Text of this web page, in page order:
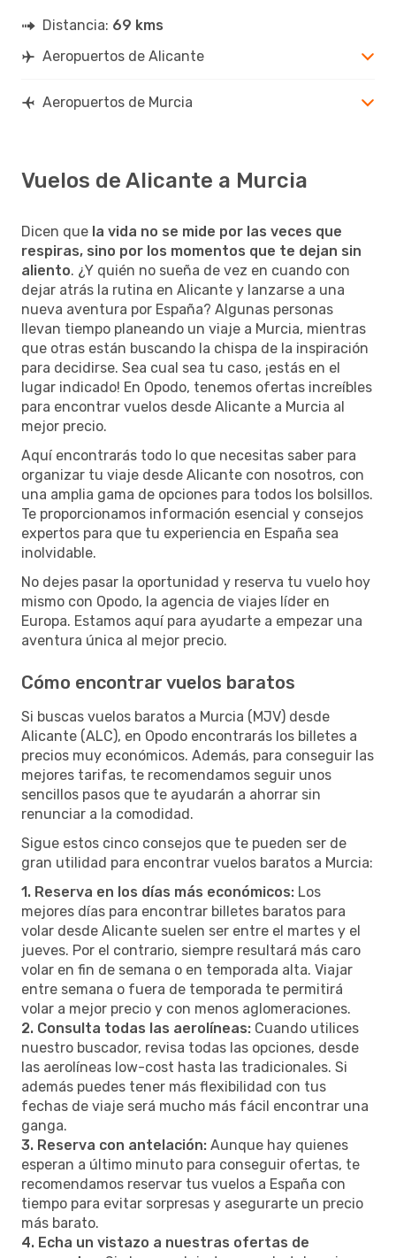
Distancia: 69 kms
Aeropuertos de Alicante
Aeropuertos de Murcia
Vuelos de Alicante a Murcia
Dicen que la vida no se mide por las veces que
respiras, sino por los momentos que te dejan sin
aliento. ¿Y quién no sueña de vez en cuando con
dejar atrás la rutina en Alicante y lanzarse a una
nueva aventura por España? Algunas personas
llevan tiempo planeando un viaje a Murcia, mientras
que otras están buscando la chispa de la inspiración
para decidirse. Sea cual sea tu caso, ¡estás en el
lugar indicado! En Opodo, tenemos ofertas increíbles
para encontrar vuelos desde Alicante a Murcia al
mejor precio.
Aquí encontrarás todo lo que necesitas saber para
organizar tu viaje desde Alicante con nosotros, con
una amplia gama de opciones para todos los bolsillos.
Te proporcionamos información esencial y consejos
expertos para que tu experiencia en España sea
inolvidable.
No dejes pasar la oportunidad y reserva tu vuelo hoy
mismo con Opodo, la agencia de viajes líder en
Europa. Estamos aquí para ayudarte a empezar una
aventura única al mejor precio.
Cómo encontrar vuelos baratos
Si buscas vuelos baratos a Murcia (MJV) desde
Alicante (ALC), en Opodo encontrarás los billetes a
precios muy económicos. Además, para conseguir las
mejores tarifas, te recomendamos seguir unos
sencillos pasos que te ayudarán a ahorrar sin
renunciar a la comodidad.
Sigue estos cinco consejos que te pueden ser de
gran utilidad para encontrar vuelos baratos a Murcia:
1. Reserva en los días más económicos: Los
mejores días para encontrar billetes baratos para
volar desde Alicante suelen ser entre el martes y el
jueves. Por el contrario, siempre resultará más caro
volar en fin de semana o en temporada alta. Viajar
entre semana o fuera de temporada te permitirá
volar a mejor precio y con menos aglomeraciones.
2. Consulta todas las aerolíneas: Cuando utilices
nuestro buscador, revisa todas las opciones, desde
las aerolíneas low-cost hasta las tradicionales. Si
además puedes tener más flexibilidad con tus
fechas de viaje será mucho más fácil encontrar una
ganga.
3. Reserva con antelación: Aunque hay quienes
esperan a último minuto para conseguir ofertas, te
recomendamos reservar tus vuelos a España con
tiempo para evitar sorpresas y asegurarte un precio
más barato.
4. Echa un vistazo a nuestras ofertas de